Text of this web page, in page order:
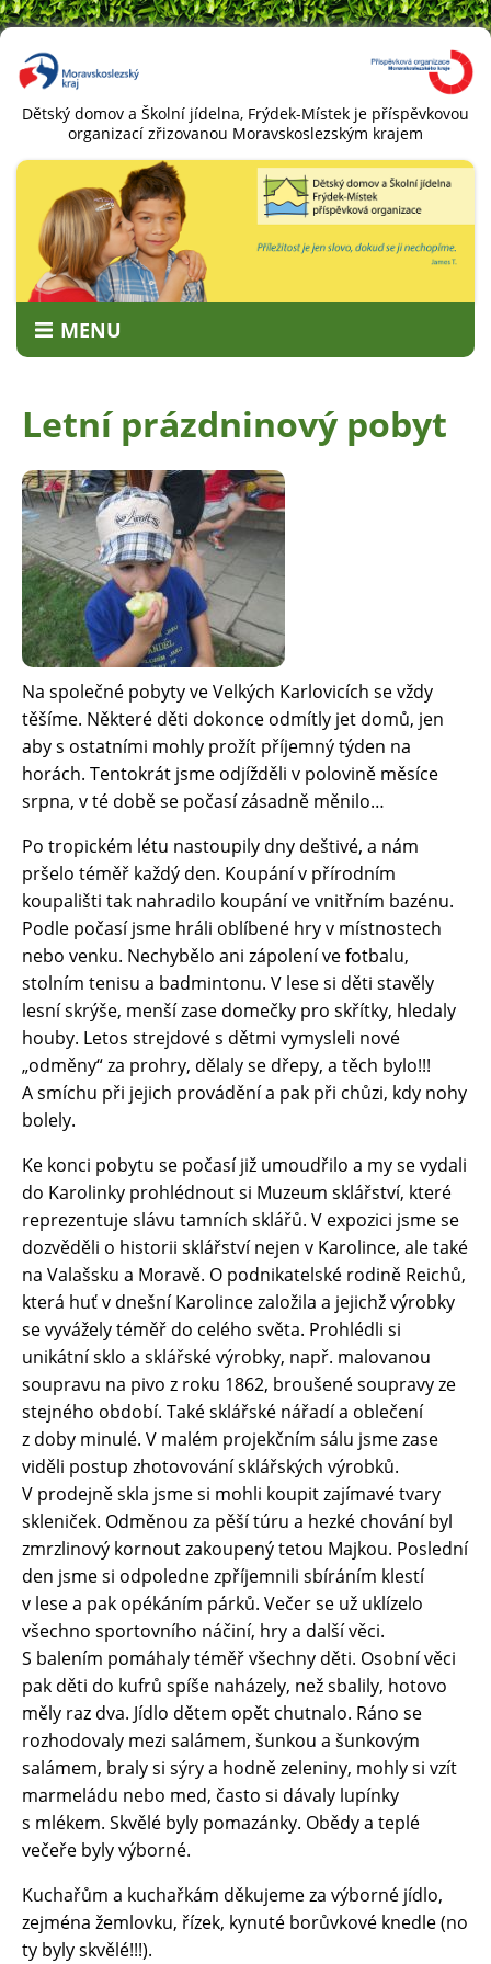
Dětský domov a Školní jídelna, Frýdek-Místek je příspěvkovou
organizací zřizovanou Moravskoslezským krajem
MENU
HISTORIE
SPOLUPRÁCE
SPOLU DĚTEM, O.P.S.
NADACE TEREZY MAXOVÉ DĚTEM
ADRA, O.P.S. – DOBROVOLNÍCI
DEJME DĚTEM ŠANCI
PODANÉ RUCE, Z.S. – CANISTERAPIE
KRONIKA
DOKUMENTY
MŮŽETE POMOCI
PODPORUJÍ NÁS
V ČEM NÁM MŮŽETE POMOCI
KONTAKTY
GDPR
Letní prázdninový pobyt
Na společné pobyty ve Velkých Karlovicích se vždy
těšíme. Některé děti dokonce odmítly jet domů, jen
aby s ostatními mohly prožít příjemný týden na
horách. Tentokrát jsme odjížděli v polovině měsíce
srpna, v té době se počasí zásadně měnilo…
Po tropickém létu nastoupily dny deštivé, a nám
pršelo téměř každý den. Koupání v přírodním
koupališti tak nahradilo koupání ve vnitřním bazénu.
Podle počasí jsme hráli oblíbené hry v místnostech
nebo venku. Nechybělo ani zápolení ve fotbalu,
stolním tenisu a badmintonu. V lese si děti stavěly
lesní skrýše, menší zase domečky pro skřítky, hledaly
houby. Letos strejdové s dětmi vymysleli nové
„odměny“ za prohry, dělaly se dřepy, a těch bylo!!!
A smíchu při jejich provádění a pak při chůzi, kdy nohy
bolely.
Ke konci pobytu se počasí již umoudřilo a my se vydali
do Karolinky prohlédnout si Muzeum sklářství, které
reprezentuje slávu tamních sklářů. V expozici jsme se
dozvěděli o historii sklářství nejen v Karolince, ale také
na Valašsku a Moravě. O podnikatelské rodině Reichů,
která huť v dnešní Karolince založila a jejichž výrobky
se vyvážely téměř do celého světa. Prohlédli si
unikátní sklo a sklářské výrobky, např. malovanou
soupravu na pivo z roku 1862, broušené soupravy ze
stejného období. Také sklářské nářadí a oblečení
z doby minulé. V malém projekčním sálu jsme zase
viděli postup zhotovování sklářských výrobků.
V prodejně skla jsme si mohli koupit zajímavé tvary
skleniček. Odměnou za pěší túru a hezké chování byl
zmrzlinový kornout zakoupený tetou Majkou. Poslední
den jsme si odpoledne zpříjemnili sbíráním klestí
v lese a pak opékáním párků. Večer se už uklízelo
všechno sportovního náčiní, hry a další věci.
S balením pomáhaly téměř všechny děti. Osobní věci
pak děti do kufrů spíše naházely, než sbalily, hotovo
měly raz dva. Jídlo dětem opět chutnalo. Ráno se
rozhodovaly mezi salámem, šunkou a šunkovým
salámem, braly si sýry a hodně zeleniny, mohly si vzít
marmeládu nebo med, často si dávaly lupínky
s mlékem. Skvělé byly pomazánky. Obědy a teplé
večeře byly výborné.
Kuchařům a kuchařkám děkujeme za výborné jídlo,
zejména žemlovku, řízek, kynuté borůvkové knedle (no
ty byly skvělé!!!).